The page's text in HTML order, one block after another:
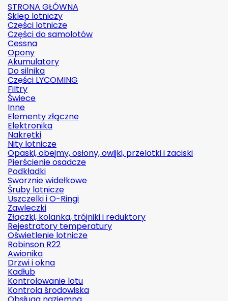
STRONA GŁÓWNA
Sklep lotniczy
Części lotnicze
Części do samolotów
Cessna
Opony
Akumulatory
Do silnika
Części LYCOMING
Filtry
Świece
Inne
Elementy złączne
Elektronika
Nakrętki
Nity lotnicze
Opaski, obejmy, osłony, owijki, przelotki i zaciski
Pierścienie osadcze
Podkładki
Sworznie widełkowe
Śruby lotnicze
Uszczelki i O-Ringi
Zawleczki
Złączki, kolanka, trójniki i reduktory
Rejestratory temperatury
Oświetlenie lotnicze
Robinson R22
Awionika
Drzwi i okna
Kadłub
Kontrolowanie lotu
Kontrola środowiska